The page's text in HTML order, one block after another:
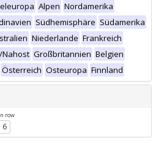
Alpen Nordamerika
Südhemisphäre Südamerika
Niederlande Frankreich
Nahost Großbritannien Belgien
Österreich Osteuropa Finnland
row
6